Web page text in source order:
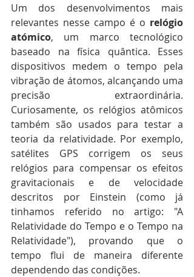
Um dos desenvolvimentos mais
relevantes nesse campo é o relógio
atómico, um marco tecnológico
baseado na física quântica. Esses
dispositivos medem o tempo pela
vibração de átomos, alcançando uma
precisão extraordinária.
Curiosamente, os relógios atômicos
também são usados para testar a
teoria da relatividade. Por exemplo,
satélites GPS corrigem os seus
relógios para compensar os efeitos
gravitacionais e de velocidade
descritos por Einstein (como já
tinhamos referido no artigo: "A
Relatividade do Tempo e o Tempo na
Relatividade"), provando que o
tempo flui de maneira diferente
dependendo das condições.